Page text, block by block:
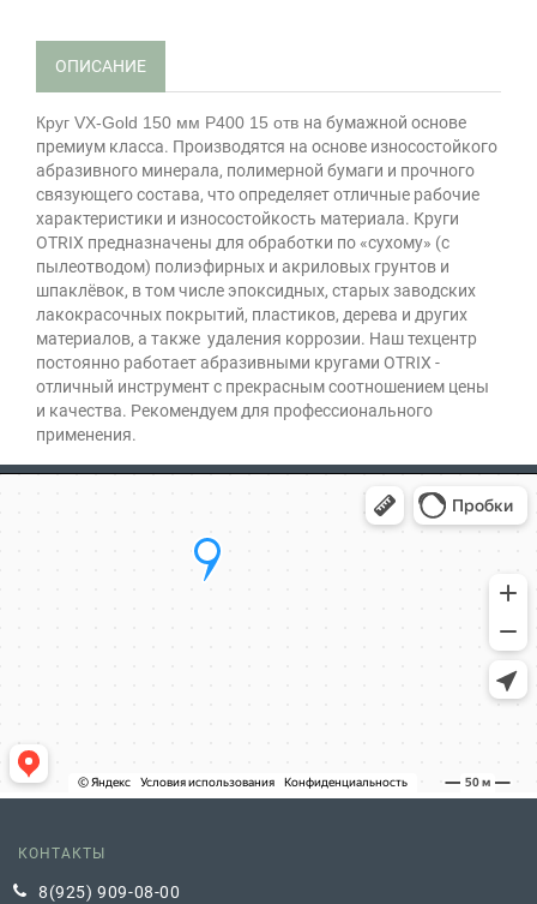
ОПИСАНИЕ
Круг VX-Gold 150 мм P400 15 отв на бумажной основе
премиум класса. Производятся на основе износостойкого
абразивного минерала, полимерной бумаги и прочного
связующего состава, что определяет отличные рабочие
характеристики и износостойкость материала. Круги
OTRIX предназначены для обработки по «сухому» (с
пылеотводом) полиэфирных и акриловых грунтов и
шпаклёвок, в том числе эпоксидных, старых заводских
лакокрасочных покрытий, пластиков, дерева и других
материалов, а также удаления коррозии. Наш техцентр
постоянно работает абразивными кругами OTRIX -
отличный инструмент с прекрасным соотношением цены
и качества. Рекомендуем для профессионального
применения.
КОНТАКТЫ
8(925) 909-08-00